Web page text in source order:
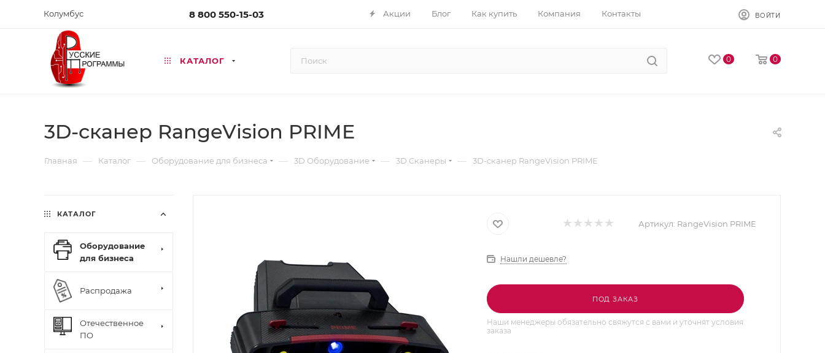
Колумбус 8 800 550-15-03 Акции Блог Как купить Компания Контакты ВОЙТИ
КАТАЛОГ 0 0
3D-сканер RangeVision PRIME
Главная — Каталог — Оборудование для бизнеса — 3D Оборудование — 3D Сканеры — 3D-сканер RangeVision PRIME
Артикул: RangeVision PRIME
Нашли дешевле?
ПОД ЗАКАЗ
Наши менеджеры обязательно свяжутся с вами и уточнят условия
заказа
КАТАЛОГ
Оборудование
для бизнеса
Распродажа
Отечественное
ПО